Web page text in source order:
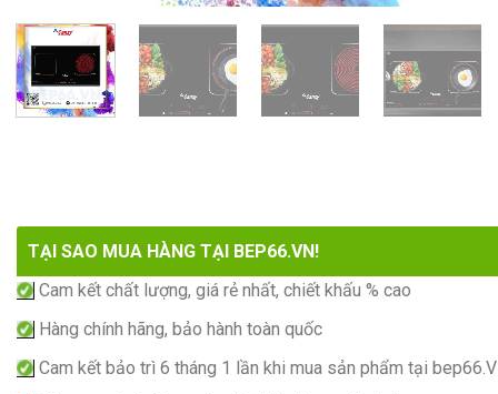
TẠI SAO MUA HÀNG TẠI BEP66.VN!
Cam kết chất lượng, giá rẻ nhất, chiết khấu % cao
Hàng chính hãng, bảo hành toàn quốc
Cam kết bảo trì 6 tháng 1 lần khi mua sản phẩm tại